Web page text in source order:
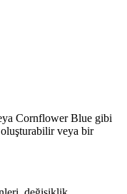
Cornflower Blue gibi
oluşturabilir veya bir